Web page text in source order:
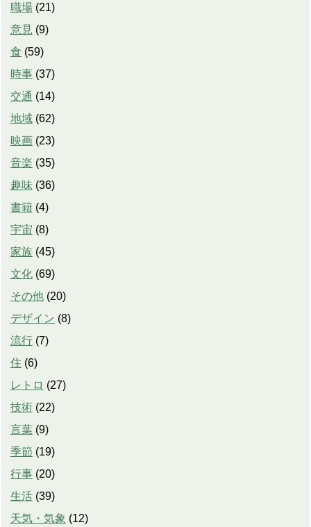
職場 (21)
意見 (9)
食 (59)
時事 (37)
交通 (14)
地域 (62)
映画 (23)
音楽 (35)
趣味 (36)
書籍 (4)
宇宙 (8)
家族 (45)
文化 (69)
その他 (20)
デザイン (8)
流行 (7)
住 (6)
レトロ (27)
技術 (22)
言葉 (9)
季節 (19)
行事 (20)
生活 (39)
天気・気象 (12)